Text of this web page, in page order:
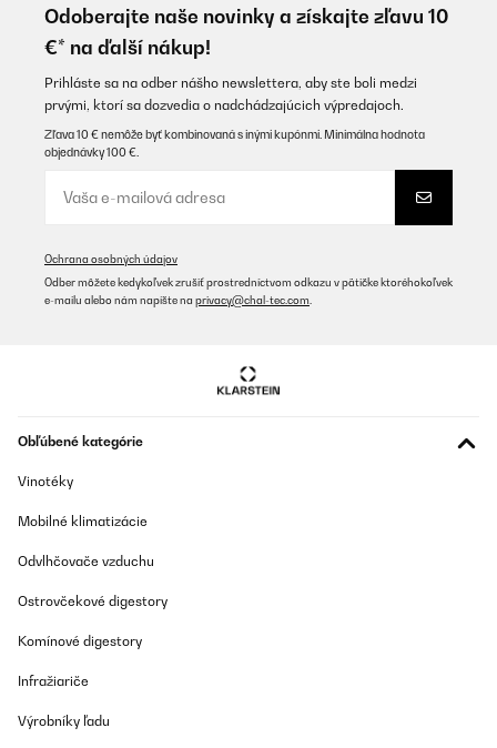
Hin und wieder schalten wir die Heizmöglichkeit im ansonsten
ungeheizten Schlafzimmer ein. Er heizt schnell und gut. Die
Fernbedienung ist sehr praktisch. Er sieht auch im
ausgeschalteten Zustand gut aus, ist für kleine Räume gut
geeignet.
Amazon-Benutzer
Preložiť
OVERENÁ KONTROLA
Die Medien konnten nicht geladen werden. Ich liebe es einfach es
war sehr leicht zusammen zu bauen und es sieht toll aus Preislich
ist es auch okay Heizen tut es auch sehr gut
Ich wollte schon immer einen richtigen Kamin haben. Das warme
unbezahlbar. Da ich aber in einer Wohnung lebe, kommt ein
Suche nach einem Elektrokamin gemacht und bin bei diesem
ganz ähnliches Klima in den Raum und eignet sich super als
Fernbedienung ist sehr intuitiv, die Timerfunktion finde ich unnütz,
da ich auch einen Kamin lieber nicht unbeaufsichtigt lasse aber
Steckdose und hat einen „Kamin“ im Raum....also das, wonach ich
Versand hat leider etwas länger gedauert auch sah der Karton
Odoberajte naše novinky a získajte zľavu 10
€* na ďalší nákup!
Prihláste sa na odber nášho newslettera, aby ste boli medzi
prvými, ktorí sa dozvedia o nadchádzajúcich výpredajoch.
Zľava 10 € nemôže byť kombinovaná s inými kupónmi. Minimálna hodnota
objednávky 100 €.
Ochrana osobných údajov
Odber môžete kedykoľvek zrušiť prostredníctvom odkazu v pätičke ktoréhokoľvek
e-mailu alebo nám napíšte na privacy@chal-tec.com
Obľúbené kategórie
Vinotéky
Mobilné klimatizácie
Odvlhčovače vzduchu
Ostrovčekové digestory
Komínové digestory
Infražiariče
Výrobníky ľadu